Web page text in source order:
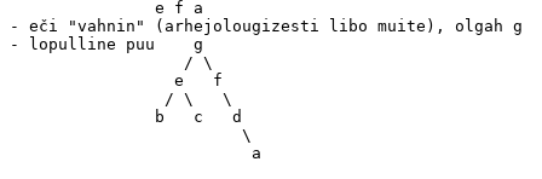
- eči "vahnin" (arhejolougizesti libo muite), olgah g
- lopulline puu    g
                  / \